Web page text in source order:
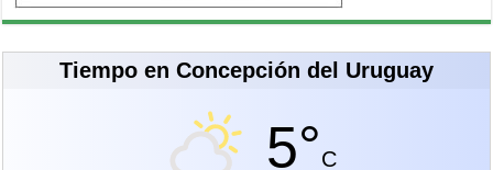
Tiempo en Concepción del Uruguay
5°C